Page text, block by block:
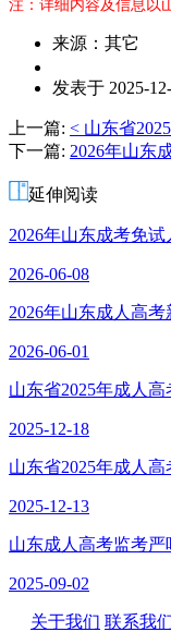
注：详细内容及信息以
来源：其它
者：
老
师
发表于 2025-
上一篇: < 山东省
下一篇: 2026年山东
延伸阅读
2026年山东成考免
2026-06-08
2026年山东成人高
2026-06-01
山东省2025年成人
2025-12-18
山东省2025年成人
2025-12-13
山东成人高考监考严
2025-09-02
关于我们 联系我